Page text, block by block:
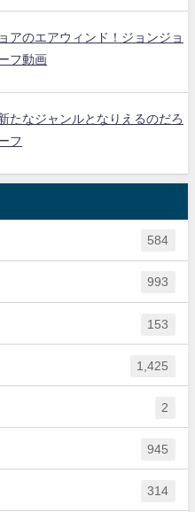
アのエアウィンド！ジョンジョ
フ動画
たなジャンルとなりえるのだろ
フ
584
993
153
1,425
2
945
314